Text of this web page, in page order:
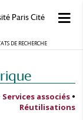
Paris Cité
DE RECHERCHE
Services associés •
Réutilisations